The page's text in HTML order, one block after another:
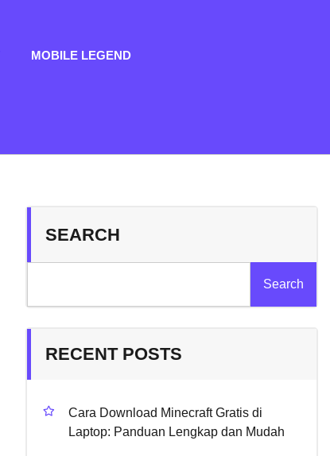
MOBILE LEGEND
SEARCH
Search
RECENT POSTS
Cara Download Minecraft Gratis di
Laptop: Panduan Lengkap dan Mudah